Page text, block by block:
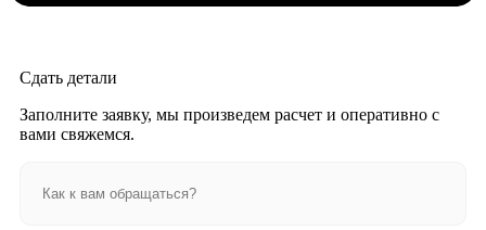
Сдать детали
Заполните заявку, мы произведем расчет и оперативно с
вами свяжемся.